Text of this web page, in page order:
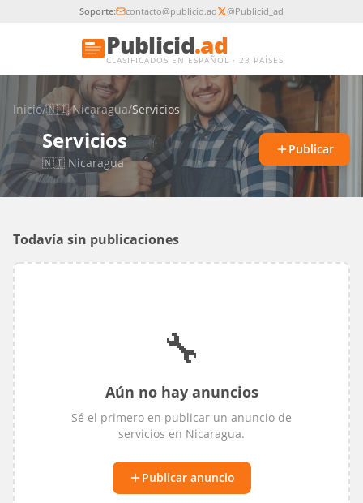
Soporte: contacto@publicid.ad @Publicid_ad
Publicid.ad
CLASIFICADOS EN ESPAÑOL · 23 PAÍSES
Inicio/🇳🇮 Nicaragua/Servicios
🔧Servicios
🇳🇮 Nicaragua
Publicar
Todavía sin publicaciones
🔧
Aún no hay anuncios
Sé el primero en publicar un anuncio de
servicios en Nicaragua.
Publicar anuncio